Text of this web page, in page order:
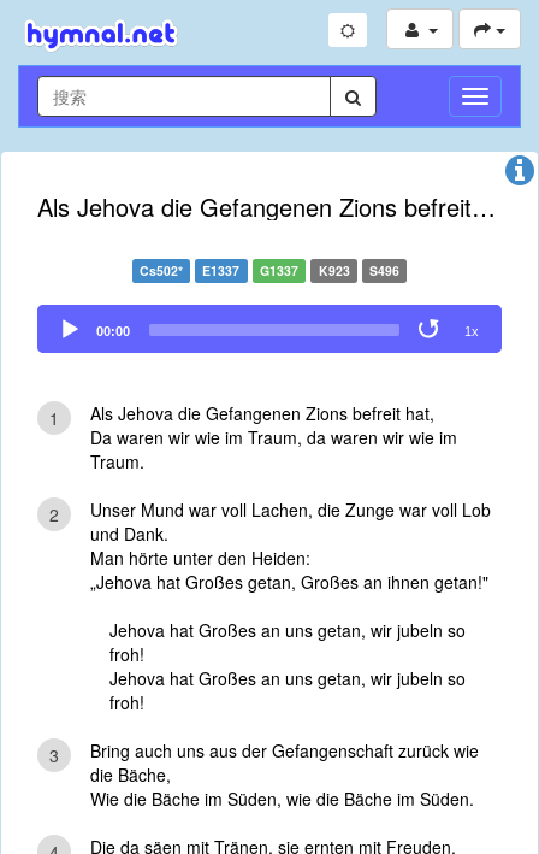
切
换
导
Als Jehova die Gefangenen Zions befreit hat
Cs502* E1337 G1337 K923 S496
Audio
Player
00:00 1x
1
Als Jehova die Gefangenen Zions befreit hat,
Da waren wir wie im Traum, da waren wir wie im
Traum.
2
Unser Mund war voll Lachen, die Zunge war voll Lob
und Dank.
Man hörte unter den Heiden:
„Jehova hat Großes getan, Großes an ihnen getan!"
Jehova hat Großes an uns getan, wir jubeln so
froh!
Jehova hat Großes an uns getan, wir jubeln so
froh!
3
Bring auch uns aus der Gefangenschaft zurück wie
die Bäche,
Wie die Bäche im Süden, wie die Bäche im Süden.
Die da säen mit Tränen, sie ernten mit Freuden.